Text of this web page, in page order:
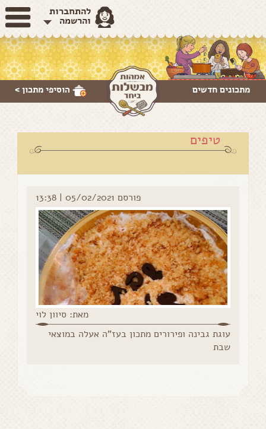
להתחברות
והרשמה
הוסיפי מתכון > מתכונים חדשים
טיפים
פורסם 05/02/2021 | 13:38
מאת: סיוון לוי
עוגת גבינה ופירורים מתכון בעז"ה אעלה במוצאי
שבת